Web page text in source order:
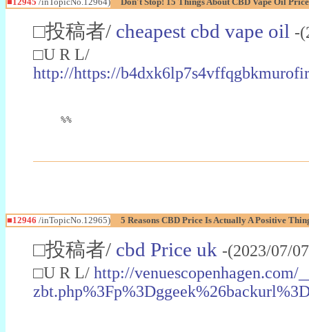
□投稿者/ cheapest cbd vape oil -
□U R L/
http://https://
%%
■12946 /inTopicNo.12965) 5 Reasons CBD Price Is Actually A Positive
□投稿者/ cbd Price uk -(2023/07/
□U R L/ http://venuescopenhagen.com/